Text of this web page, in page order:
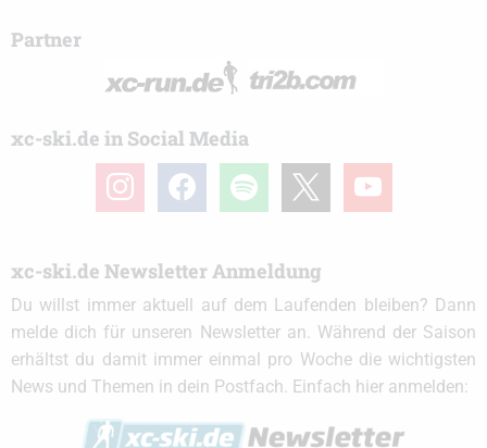
Partner
xc-ski.de in Social Media
instagramfacebook spotify youtube
xc-ski.de Newsletter Anmeldung
Du willst immer aktuell auf dem Laufenden bleiben? Dann
melde dich für unseren Newsletter an. Während der Saison
erhältst du damit immer einmal pro Woche die wichtigsten
News und Themen in dein Postfach. Einfach hier anmelden: